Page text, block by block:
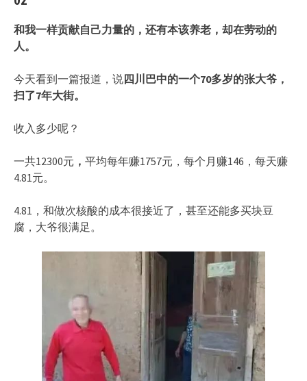
和我一样贡献自己力量的，还有本该养老，却在劳动的
人。
今天看到一篇报道，说四川巴中的一个70多岁的张大爷，
扫了7年大街。
收入多少呢？
一共12300元 ， 平均每年赚1757元，每个月赚146，每天赚
4.81元。
4.81，和做次核酸的成本很接近了，甚至还能多买块豆
腐，大爷很满足。